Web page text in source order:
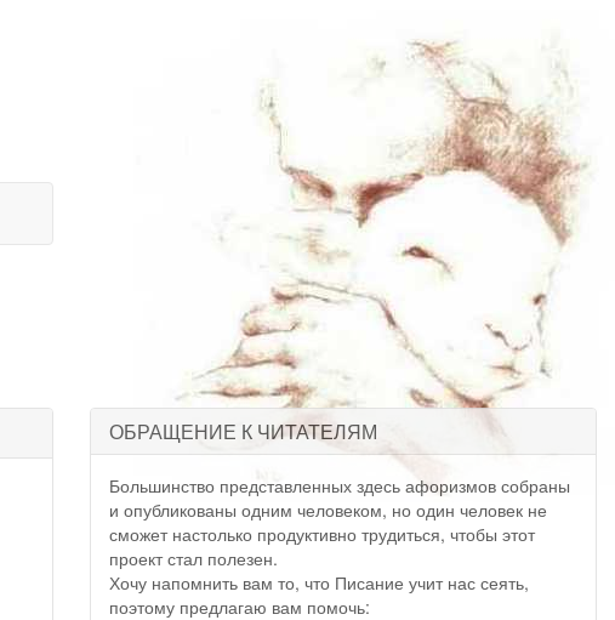
ОБРАЩЕНИЕ К ЧИТАТЕЛЯМ
Большинство представленных здесь афоризмов собраны
и опубликованы одним человеком, но один человек не
сможет настолько продуктивно трудиться, чтобы этот
проект стал полезен.
Хочу напомнить вам то, что Писание учит нас сеять,
поэтому предлагаю вам помочь: